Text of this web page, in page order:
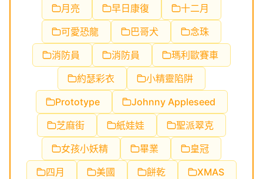
月亮
早日康復
十二月
可愛恐龍
巴哥犬
念珠
消防員
消防員
瑪利歐賽車
約瑟彩衣
小精靈陷阱
Prototype
Johnny Appleseed
芝麻街
紙娃娃
聖派翠克
女孩小妖精
畢業
皇冠
四月
美國 餅乾
XMAS